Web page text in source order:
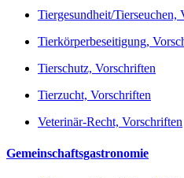
Tiergesundheit/Tierseuchen,
Tierkörperbeseitigung,
Tierschutz, Vorschriften
Tierzucht, Vorschriften
Veterinär-Recht, Vorschriften
Gemeinschaftsgastronomie